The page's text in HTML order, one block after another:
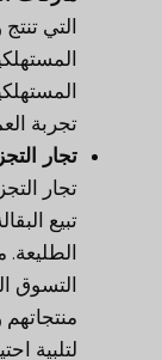
التي
تجربة
تجار
تجار
التسوق
منتجاتهم
لتلبية